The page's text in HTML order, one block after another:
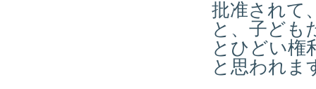
批准されて
と、子ども
とひどい権
と思われま